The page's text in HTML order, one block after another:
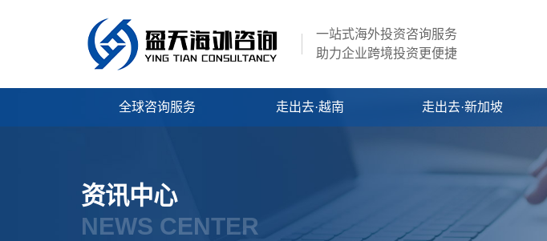
一站式海外投资咨询服务
助力企业跨境投资更便捷
全球咨询服务 走出去·越南 走出去·新加坡
资讯中心
NEWS CENTER